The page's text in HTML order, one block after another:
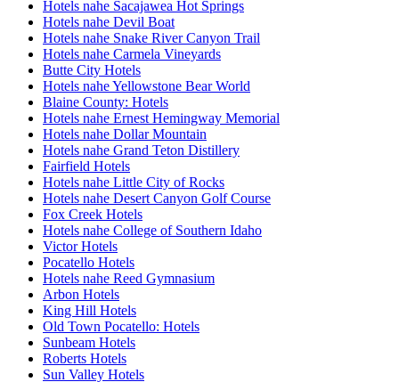
Hotels nahe Sacajawea Hot Springs
Hotels nahe Devil Boat
Hotels nahe Snake River Canyon Trail
Hotels nahe Carmela Vineyards
Butte City Hotels
Hotels nahe Yellowstone Bear World
Blaine County: Hotels
Hotels nahe Ernest Hemingway Memorial
Hotels nahe Dollar Mountain
Hotels nahe Grand Teton Distillery
Fairfield Hotels
Hotels nahe Little City of Rocks
Hotels nahe Desert Canyon Golf Course
Fox Creek Hotels
Hotels nahe College of Southern Idaho
Victor Hotels
Pocatello Hotels
Hotels nahe Reed Gymnasium
Arbon Hotels
King Hill Hotels
Old Town Pocatello: Hotels
Sunbeam Hotels
Roberts Hotels
Sun Valley Hotels